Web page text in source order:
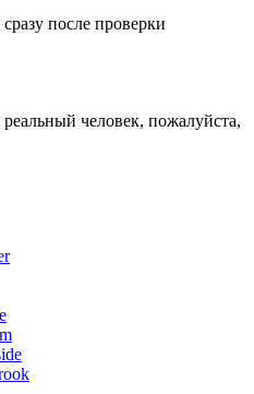
после проверки
человек, пожалуйста,